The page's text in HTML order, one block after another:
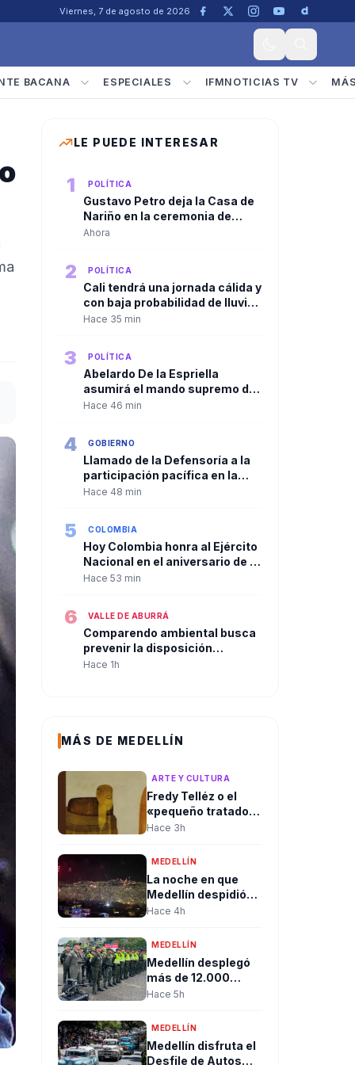
Viernes, 7 de agosto de 2026
BACANA ESPECIALES IFMNOTICIAS TV
LE PUEDE INTERESAR
1 POLÍTICA
Gustavo Petro deja la Casa de
Nariño en la ceremonia de
relevo presidencial
Ahora
2 POLÍTICA
Cali tendrá una jornada cálida y
con baja probabilidad de lluvia
durante la posesión
Hace 35 min
3 POLÍTICA
Abelardo De la Espriella
asumirá el mando supremo de
las Fuerzas Armadas con el
Pichincha en el Día del Ejército.
Hace 46 min
4 GOBIERNO
Llamado de la Defensoría a la
participación pacífica en la
nueva etapa institucional del
Hace 48 min
5 COLOMBIA
Hoy Colombia honra al Ejército
Nacional en el aniversario de la
Batalla de Boyacá. Es el Día del
Hace 53 min
6 VALLE DE ABURRÁ
Comparendo ambiental busca
prevenir la disposición
inadecuada de residuos en
Hace 1h
MÁS DE MEDELLÍN
ARTE Y CULTURA
Fredy Telléz o el
«pequeño tratado
del libre pensador»
Hace 3h
MEDELLÍN
La noche en que
Medellín despidió
un gobierno entre
dando la bienvenida
cambio
Hace 4h
MEDELLÍN
Medellín desplegó
más de 12.000
uniformados para
seguridad durante
jornada de posesión
presidencial en
Hace 5h
MEDELLÍN
Medellín disfruta el
Desfile de Autos